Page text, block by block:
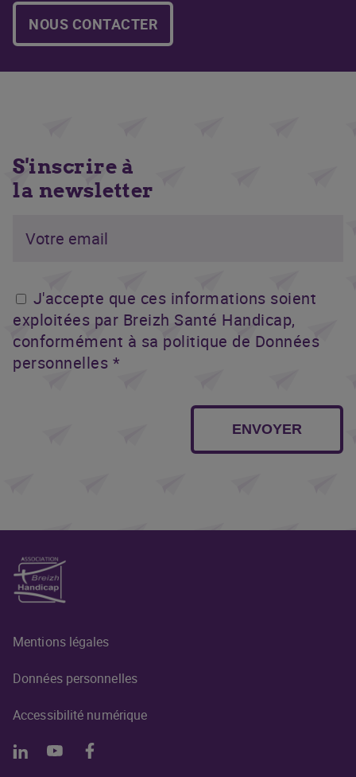
NOUS CONTACTER
S'inscrire à
la newsletter
J'accepte que ces informations soient
exploitées par Breizh Santé Handicap,
conformément à sa politique de Données
personnelles *
ENVOYER
Mentions légales
Données personnelles
Accessibilité numérique